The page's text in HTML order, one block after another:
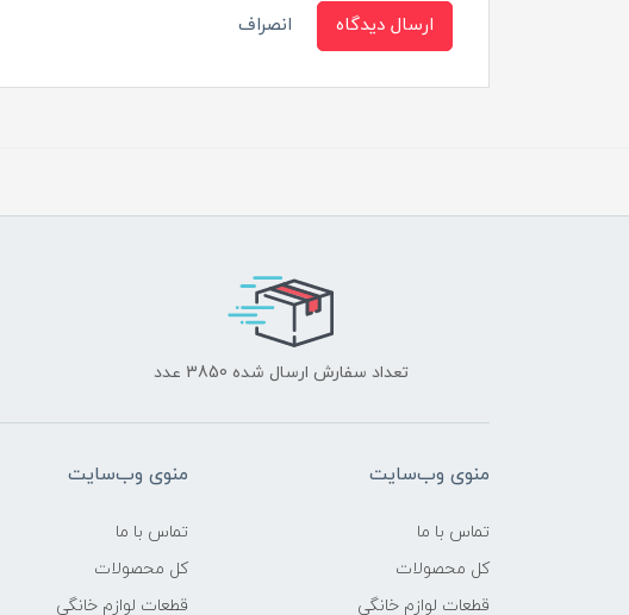
ارسال دیدگاه انصراف
تعداد سفارش ارسال شده 3850 عدد
منوی وب‌سایت
تماس با ما
کل محصولات
قطعات لوازم خانگی
منوی وب‌سایت
تماس با ما
کل محصولات
قطعات لوازم خانگی